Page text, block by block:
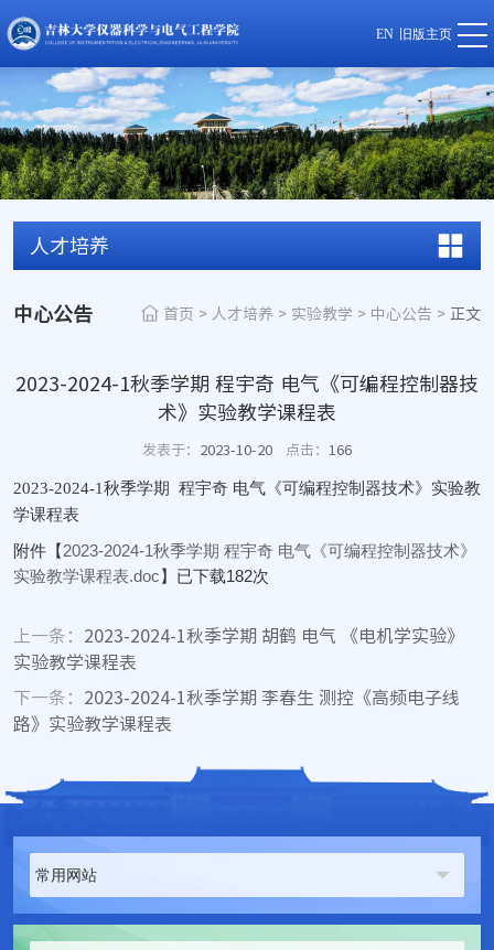
EN 旧版主页
人才培养
中心公告 首页 > 人才培养 > 实验教学 > 中心公告 > 正文
2023-2024-1秋季学期 程宇奇 电气《可编程控制器技
术》实验教学课程表
发表于： 2023-10-20 点击： 166
2023-2024-1秋季学期 程宇奇 电气《可编程控制器技术》实验教
学课程表
附件【2023-2024-1秋季学期 程宇奇 电气《可编程控制器技术》
实验教学课程表.doc】已下载182次
上一条： 2023-2024-1秋季学期 胡鹤 电气 《电机学实验》
实验教学课程表
下一条： 2023-2024-1秋季学期 李春生 测控《高频电子线
路》实验教学课程表
常用网站